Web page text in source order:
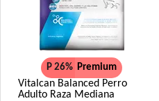
P 26% Premium
Vitalcan Balanced Perro
Adulto Raza Mediana